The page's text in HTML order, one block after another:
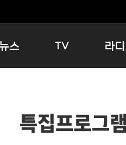
스 TV
인생내컷
테마기행 길
라
16:00 완
우리 고
특집프로그